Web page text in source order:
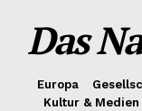
Das
Europa
Kultur & Medien